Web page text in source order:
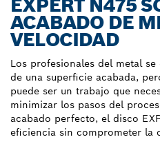
EXPERT N475
ACABADO DE
VELOCIDAD
Los profesionales del metal
de una superficie acabada,
puede ser un trabajo que
minimizar los pasos del
acabado perfecto, el disco
eficiencia sin comprometer la